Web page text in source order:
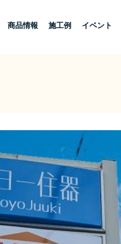
商品情報 施工例 イベント